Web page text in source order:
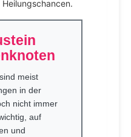
meist
in der
nicht immer
auf
und